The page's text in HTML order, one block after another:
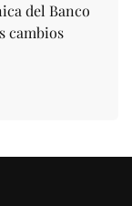
del Banco
cambios